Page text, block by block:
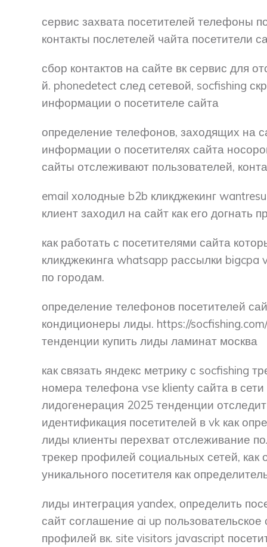
сервис захвата посетителей телефоны
контакты послетелей чайта посетители
сбор контактов на сайте вк сервис для
й. phonedetect след сетевой, socfishing
информации о посетителе сайта
определение телефонов, заходящих на
информации о посетителях сайта
сайты отслеживают пользователей,
email холодные b2b кликджекинг
клиент заходил на сайт как его догнать
как работать с посетителями сайта
кликджекинга whatsapp рассылки bigcpa
по городам.
определение телефонов посетителей
кондиционеры лиды. https://
тенденции купить лиды ламинат москва
как связать яндекс метрику с socfishing
номера телефона vse klienty сайта в
лидогенерация 2025 тенденции
идентификация посетителей в vk как
лиды клиенты перехват отслеживание
трекер профилей социальных сетей, как
уникального посетителя как
лиды интеграция yandex, определить
сайт соглашение ai up
профилей вк. site visitors javascript